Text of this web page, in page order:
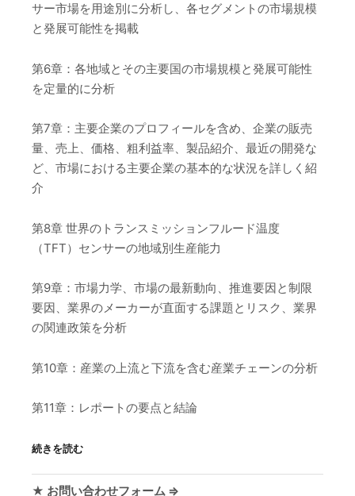
サー市場を用途別に分析し、各セグメントの市場規模
と発展可能性を掲載
第6章：各地域とその主要国の市場規模と発展可能性
を定量的に分析
第7章：主要企業のプロフィールを含め、企業の販売
量、売上、価格、粗利益率、製品紹介、最近の開発な
ど、市場における主要企業の基本的な状況を詳しく紹
介
第8章 世界のトランスミッションフルード温度
（TFT）センサーの地域別生産能力
第9章：市場力学、市場の最新動向、推進要因と制限
要因、業界のメーカーが直面する課題とリスク、業界
の関連政策を分析
第10章：産業の上流と下流を含む産業チェーンの分析
第11章：レポートの要点と結論
続きを読む
★ お問い合わせフォーム ⇒